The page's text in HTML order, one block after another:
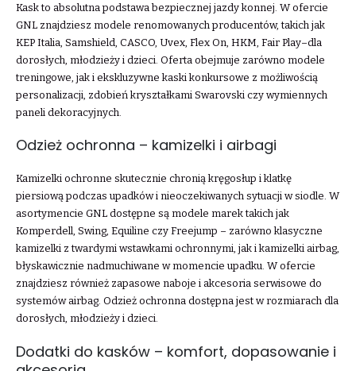
Kask to absolutna podstawa bezpiecznej jazdy konnej. W ofercie
GNL znajdziesz modele renomowanych producentów, takich jak
KEP Italia, Samshield, CASCO, Uvex, Flex On, HKM, Fair Play–dla
dorosłych, młodzieży i dzieci. Oferta obejmuje zarówno modele
treningowe, jak i ekskluzywne kaski konkursowe z możliwością
personalizacji, zdobień kryształkami Swarovski czy wymiennych
paneli dekoracyjnych.
Odzież ochronna – kamizelki i airbagi
Kamizelki ochronne skutecznie chronią kręgosłup i klatkę
piersiową podczas upadków i nieoczekiwanych sytuacji w siodle. W
asortymencie GNL dostępne są modele marek takich jak
Komperdell, Swing, Equiline czy Freejump – zarówno klasyczne
kamizelki z twardymi wstawkami ochronnymi, jak i kamizelki airbag,
błyskawicznie nadmuchiwane w momencie upadku. W ofercie
znajdziesz również zapasowe naboje i akcesoria serwisowe do
systemów airbag. Odzież ochronna dostępna jest w rozmiarach dla
dorosłych, młodzieży i dzieci.
Dodatki do kasków – komfort, dopasowanie i